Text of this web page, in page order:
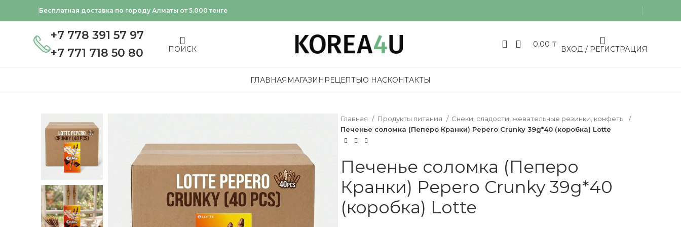
Бесплатная доставка по городу Алматы от 5.000 тенге
+7 778 391 57 97
+7 771 718 50 80
ПОИСК
0,00 ₸
ВХОД / РЕГИСТРАЦИЯ
ГЛАВНАЯ МАГАЗИН РЕЦЕПТЫО НАСКОНТАКТЫ
Главная Продукты питания
Снеки, сладости, жевательные резинки, конфеты
Печенье соломка (Пеперо Кранки) Pepero Crunky 39g*40 (коробка) Lotte
Печенье соломка (Пеперо
Кранки) Pepero Crunky 39g*40
(коробка) Lotte